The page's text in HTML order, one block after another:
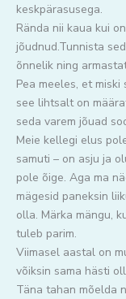
keskpärasusega.
Rända nii kaua kui
jõudnud.Tunnista
õnnelik ning
Pea meeles, et miski
see lihtsalt on
seda varem jõuad
Meie kellegi elus
samuti – on asju ja
pole õige. Aga ma
mägesid paneksin
olla. Märka mängu,
tuleb parim.
Viimasel aastal on
võiksin sama hästi
Täna tahan mõelda